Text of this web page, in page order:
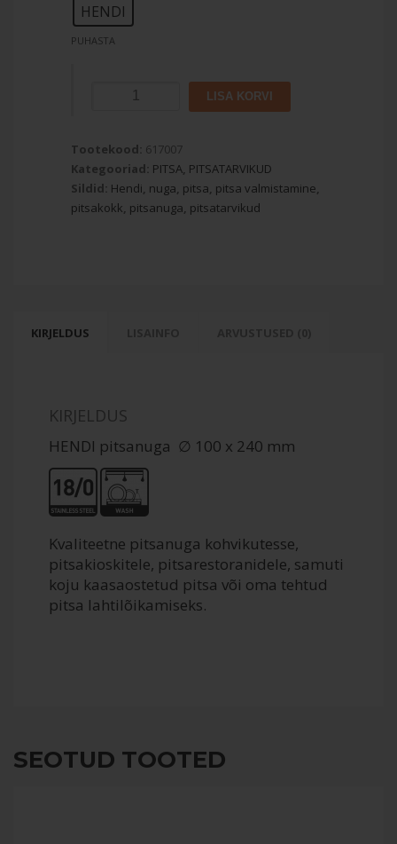
HENDI
PUHASTA
100
mm
kogus
LISA KORVI
Tootekood: 617007
Kategooriad: PITSA, PITSATARVIKUD
Sildid: Hendi, nuga, pitsa, pitsa valmistamine,
pitsakokk, pitsanuga, pitsatarvikud
KIRJELDUS
KIRJELDUS
HENDI pitsanuga ∅ 100 x 240 mm
Kvaliteetne pitsanuga kohvikutesse,
pitsakioskitele, pitsarestoranidele, samuti
koju kaasaostetud pitsa või oma tehtud
pitsa lahtilõikamiseks.
SEOTUD TOOTED